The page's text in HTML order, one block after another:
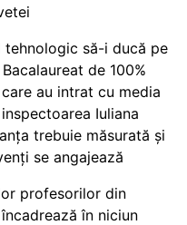
tehnologic să-i ducă pe
de 100%
au intrat cu media
Iuliana
trebuie măsurată și
se angajează
profesorilor din
în niciun